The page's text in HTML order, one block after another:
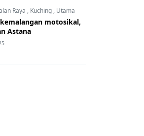
Raya , Kuching , Utama
motosikal,
Astana